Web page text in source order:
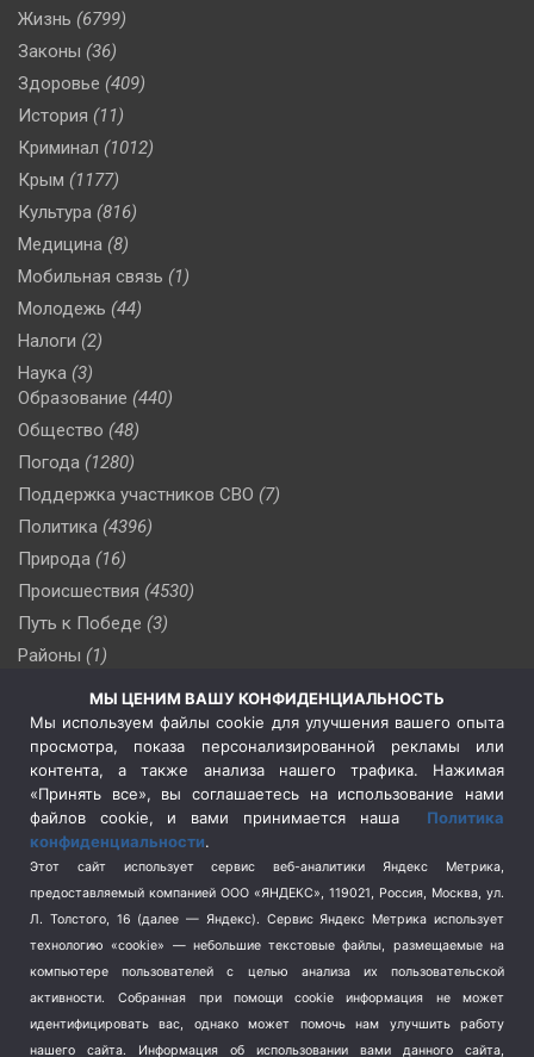
Жизнь (6799)
Законы (36)
Здоровье (409)
История (11)
Криминал (1012)
Крым (1177)
Культура (816)
Медицина (8)
Мобильная связь (1)
Молодежь (44)
Налоги (2)
Наука (3)
Образование (440)
Общество (48)
Погода (1280)
Поддержка участников СВО (7)
Политика (4396)
Природа (16)
Происшествия (4530)
Путь к Победе (3)
Районы (1)
(510)
Сельское хозяйство (3)
Социальная политика
(3)
Спецоперация в Украине
Спецоперация на Украине
(404)
Спорт (740)
Терроризм (1)
Транспорт (262)
Туризм (178)
МЫ ЦЕНИМ ВАШУ КОНФИДЕНЦИАЛЬНОСТЬ
Мы используем файлы cookie для улучшения вашего опыта
просмотра, показа персонализированной рекламы или
контента, а также анализа нашего трафика. Нажимая
«Принять все», вы соглашаетесь на использование нами
файлов cookie, и вами принимается наша Политика
конфиденциальности.
Этот сайт использует сервис веб-аналитики Яндекс Метрика,
предоставляемый компанией ООО «ЯНДЕКС», 119021, Россия, Москва, ул.
Л. Толстого, 16 (далее — Яндекс). Сервис Яндекс Метрика использует
технологию «cookie» — небольшие текстовые файлы, размещаемые на
компьютере пользователей с целью анализа их пользовательской
активности.
Собранная при помощи cookie информация не может
идентифицировать вас, однако может помочь нам улучшить работу
нашего сайта. Информация об использовании вами данного сайта,